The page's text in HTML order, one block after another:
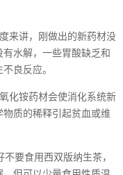
来讲，刚做出的新药材没
水解，一些胃酸缺乏和
良反应。
化铵药材会使消化系统新
质的稀释引起贫血或维
要食用西双版纳生茶，